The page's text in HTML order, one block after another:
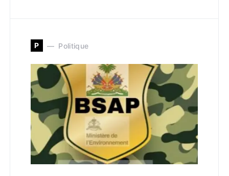
P Politique